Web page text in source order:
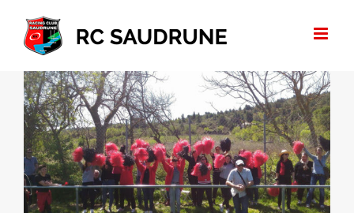
Passer
contenu
Voir
l'image
agrandie